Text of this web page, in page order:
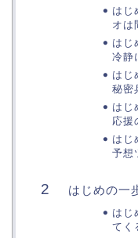
はじ
オは
はじ
冷静
はじ
秘密
はじ
応援
はじ
予想
はじめの一
はじ
てく